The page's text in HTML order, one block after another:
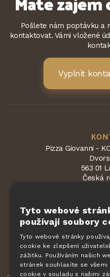
Pošlete nám poptávku a
kontaktovat. Vámi vložené
Vyplnit
Pizza Giovanni -
563 01
Česká
Chráněno
Smluvní podmínky
Tyto webové
používají soubory
Tyto webové stránky
cookie ke zlepšení
zážitku. Používáním našich
stránek souhlasíte se všemi
cookie v souladu s našimi